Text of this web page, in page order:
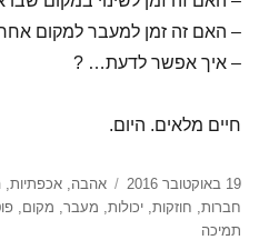
– האם זה זמן למעבר למקום
– איך אפשר לדעת… ?
חיים מלאים. היום.
פורסם
בתאריך
19 באוקטובר 2016 תגיות
אהבה,אכפתיות,
חברות, חוזקות,יכולות, מעבר, מקום,
תמיכה